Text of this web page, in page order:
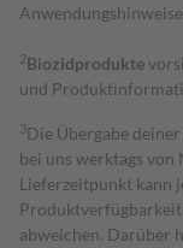
2Biozidprodukte
und
3Die Übergabe
bei uns werktags von
Lieferzeitpunkt kann
abweichen. Darüber